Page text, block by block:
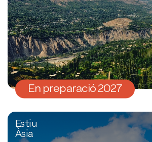
En preparació 2027
Estiu
Àsia